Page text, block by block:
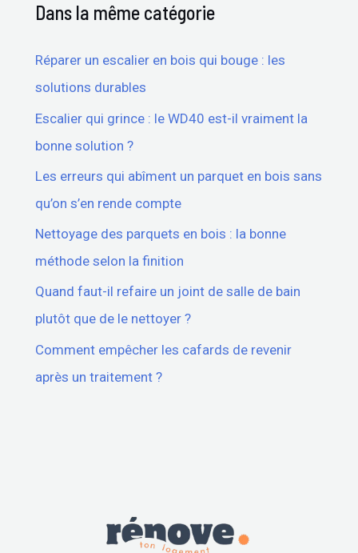
Dans la même catégorie
Réparer un escalier en bois qui bouge : les
solutions durables
Escalier qui grince : le WD40 est-il vraiment la
bonne solution ?
Les erreurs qui abîment un parquet en bois sans
qu’on s’en rende compte
Nettoyage des parquets en bois : la bonne
méthode selon la finition
Quand faut-il refaire un joint de salle de bain
plutôt que de le nettoyer ?
Comment empêcher les cafards de revenir
après un traitement ?